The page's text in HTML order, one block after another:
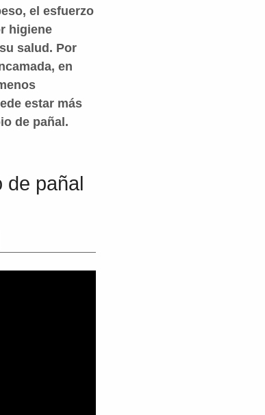
el esfuerzo
higiene
salud. Por
en
estar más
de pañal.
de pañal